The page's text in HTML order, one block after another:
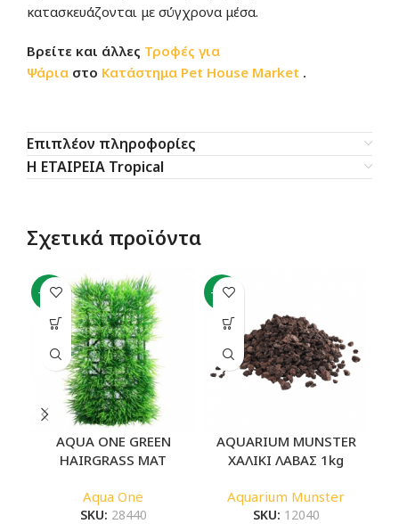
κατασκευάζονται με σύγχρονα μέσα.
Βρείτε και άλλες Τροφές για
Ψάρια στο Κατάστημα Pet House Market .
Επιπλέον πληροφορίες
Η ΕΤΑΙΡΕΙΑ Tropical
Σχετικά προϊόντα
-15%
AQUA ONE GREEN
HAIRGRASS MAT
Aqua One
SKU: 28440
-44%
AQUARIUM MUNSTER
ΧΑΛΙΚΙ ΛΑΒΑΣ 1kg
Aquarium Munster
SKU: 12040